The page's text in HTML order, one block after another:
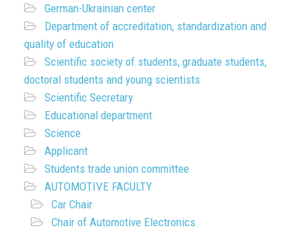
German-Ukrainian center
Department of accreditation, standardization and
quality of education
Scientific society of students, graduate students,
doctoral students and young scientists
Scientific Secretary
Educational department
Science
Applicant
Students trade union committee
AUTOMOTIVE FACULTY
Car Chair
Chair of Automotive Electronics